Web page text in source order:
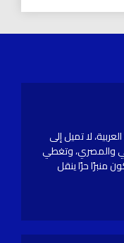
لا تميل إلى
والمصري، وتغطي
منبرًا حرًا ينقل